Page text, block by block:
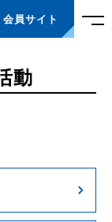
会員サイト
動